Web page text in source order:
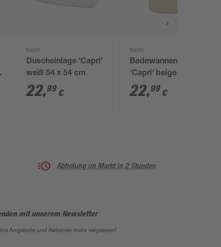
toom
Duscheinlage 'Capri'
weiß 54 x 54 cm
22,99 €
toom
Badewanneneinlage
'Capri' beige 38 x 72
cm
22,99 €
Abholung im Markt in 2 Stunden
mit unserem Newsletter
Angebote und Aktionen mehr verpassen!